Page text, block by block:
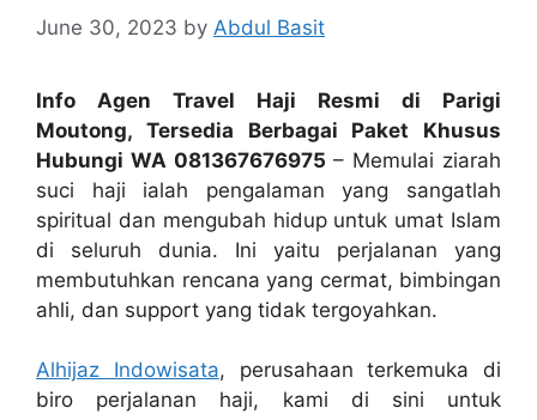
June 30, 2023 by Abdul Basit
Info Agen Travel Haji Resmi di Parigi
Moutong, Tersedia Berbagai Paket Khusus
Hubungi WA 081367676975 – Memulai ziarah
suci haji ialah pengalaman yang sangatlah
spiritual dan mengubah hidup untuk umat Islam
di seluruh dunia. Ini yaitu perjalanan yang
membutuhkan rencana yang cermat, bimbingan
ahli, dan support yang tidak tergoyahkan.
Alhijaz Indowisata, perusahaan terkemuka di
biro perjalanan haji, kami di sini untuk